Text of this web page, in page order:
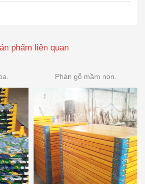
phẩm liên quan
Phản gỗ mầm non.